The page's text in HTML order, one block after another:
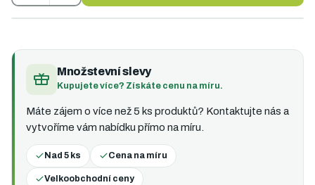
Množstevní slevy
Kupujete více? Získáte cenu na míru.
Máte zájem o více než 5 ks produktů? Kontaktujte nás a
vytvoříme vám nabídku přímo na míru.
Nad 5 ks Cena na míru
Velkoobchodní ceny